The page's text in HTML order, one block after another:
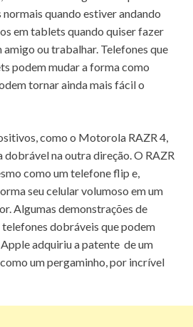
quando estiver andando
em tablets quando quiser fazer
amigo ou trabalhar. Telefones que
podem mudar a forma como
tornar ainda mais fácil o
como o Motorola RAZR 4,
dobrável na outra direção.O RAZR
como um telefone flip e,
seu celular volumoso em um
Algumas demonstrações de
dobráveis ​​que podem
adquiriu apatente de um
um pergaminho, por incrível